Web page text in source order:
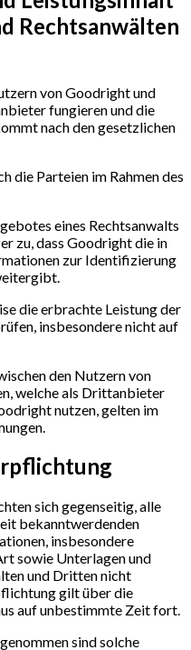
Rechtsanwälten
von Goodright und
fungieren und die
nach den gesetzlichen
die Parteien im Rahmen des
eines Rechtsanwalts
zu, dass Goodright die in
zur Identifizierung
die erbrachte Leistung der
insbesondere nicht auf
den Nutzern von
welche als Drittanbieter
nutzen, gelten im
sich gegenseitig, alle
bekanntwerdenden
insbesondere
sowie Unterlagen und
und Dritten nicht
gilt über die
auf unbestimmte Zeit fort.
sind solche